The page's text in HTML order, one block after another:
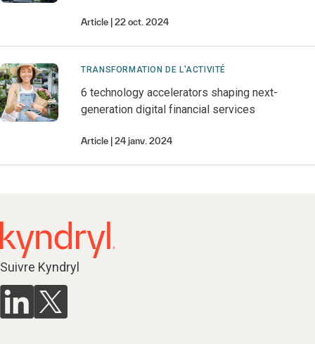
Article 22 oct. 2024
TRANSFORMATION DE L'ACTIVITÉ
6 technology accelerators shaping next-
generation digital financial services
Article 24 janv. 2024
Suivre Kyndryl